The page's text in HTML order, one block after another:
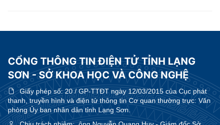
CỔNG THÔNG TIN ĐIỆN TỬ TỈNH LẠNG
SƠN - SỞ KHOA HỌC VÀ CÔNG NGHỆ
Giấy phép số:20 / GP-TTĐT ngày 12/03/2015 của Cục phát
thanh, truyền hình và điện tử thông tin Cơ quan thường trực: Văn
phòng Ủy ban nhân dân tỉnh Lạng Sơn.